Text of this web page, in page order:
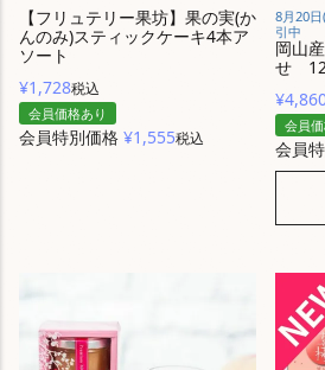
【フリュテリー果坊】果の実(か
んのみ)スティックケーキ4本ア
ソート
¥1,728税込
会員価格あり
会員特別価格 ¥1,555税込
8月20
引中
岡山
せ 12
¥
会員
会員